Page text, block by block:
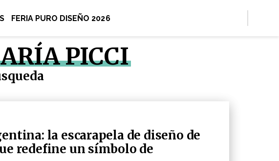
FERIA PURO DISEÑO 2026
PICCI
la escarapela de diseño de
redefine un símbolo de